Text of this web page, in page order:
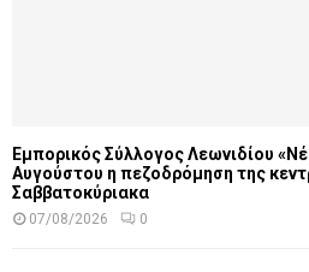
Εμπορικός Σύλλογος Λεωνιδίου
Αυγούστου η πεζοδρόμηση της
Σαββατοκύριακα
07/08/2026 0